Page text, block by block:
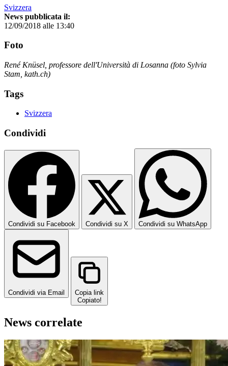
Svizzera
News pubblicata il:
12/09/2018 alle 13:40
Foto
René Knüsel, professore dell'Università di Losanna (foto Sylvia
Stam, kath.ch)
Tags
Svizzera
Condividi
Condividi su Facebook Condividi su X Condividi su WhatsApp
Condividi via Email
Copia link
Copiato!
News correlate